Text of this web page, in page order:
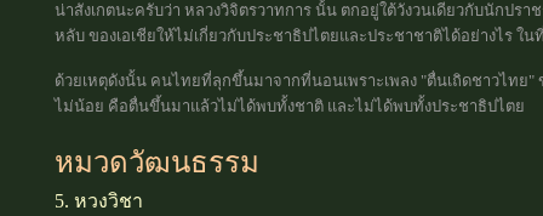
น่าสังเกตนะครับว่า หลวงวิจิตรวาทการ นั้น ตกอยู่ใต้วังวนเดียวกับนักป
หลับ ของเอเชียให้ไม่เกี่ยวกับประชาธิปไตยและประชาชาติได้อย่างไร ใ
ด้วยเหตุดังนั้น คนไทยที่ลุกขึ้นมาจากที่นอนเพราะเพลง "ตื่นเถิดชาวไทย"
ไม่น้อย คือตื่นขึ้นมาแล้วไม่ได้พบทั้งชาติ และไม่ได้พบทั้งประชาธิปไตย
หมวดวัฒนธรรม
5. หวงวิชา